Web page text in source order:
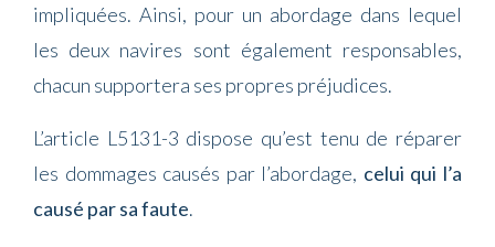
impliquées. Ainsi, pour un abordage dans lequel
les deux navires sont également responsables,
chacun supportera ses propres préjudices.
L’article L5131-3 dispose qu’est tenu de réparer
les dommages causés par l’abordage, celui qui l’a
causé par sa faute.